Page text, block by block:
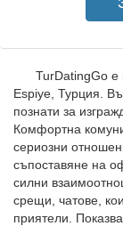
TurDatingGo е
Espiye, Турция.
познати за
Комфортна
сериозни
съпоставяне на
силни
срещи, чатове,
приятели.